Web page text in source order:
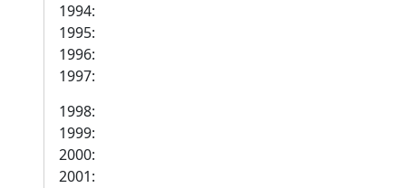
1994:
1995:
1996:
1997:
1998:
1999:
2000:
2001: